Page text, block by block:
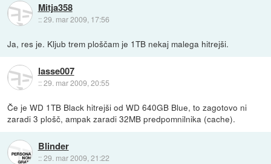
Mitja358
::29. mar 2009, 17:56
Ja, res je. Kljub trem ploščam je 1TB nekaj malega hitrejši.
lasse007
::29. mar 2009, 20:55
Če je WD 1TB Black hitrejši od WD 640GB Blue, to zagotovo ni
zaradi 3 plošč, ampak zaradi 32MB predpomnilnika (cache).
Blinder
::29. mar 2009, 21:22